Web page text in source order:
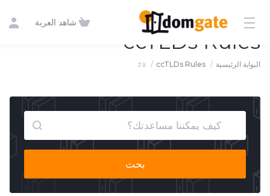
شاهد العربة
ccTLDs Rules
البوابة الرئيسية ccTLDs Rules
za
بحث